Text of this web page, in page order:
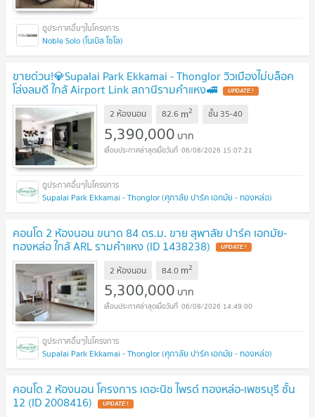
Noble Solo (โนเบิล โซโล)
ขายด่วน!💎Supalai Park Ekkamai - Thonglor วิวเมืองไม่บล็อค
โล่งลมดี ใกล้ Airport Link สถานีรามคำแหง🚅 UPDATE !
2 ห้องนอน 82.6 m2 ชั้น 35-40
5,390,000 บาท
06/08/2026 15:07:21
Supalai Park Ekkamai - Thonglor (ศุภาลัย ปาร์ค เอกมัย - ทองหล่อ)
คอนโด 2 ห้องนอน ขนาด 84 ตร.ม. ขาย สุพาลัย ปาร์ค เอกมัย-
ทองหล่อ ใกล้ ARL รามคำแหง (ID 1438238) UPDATE !
2 ห้องนอน 84.0 m2
5,300,000 บาท
06/08/2026 14:49:00
Supalai Park Ekkamai - Thonglor (ศุภาลัย ปาร์ค เอกมัย - ทองหล่อ)
คอนโด 2 ห้องนอน โครงการ เดอะนิช ไพรด์ ทองหล่อ-เพชรบุรี ชั้น
12 (ID 2008416) UPDATE !